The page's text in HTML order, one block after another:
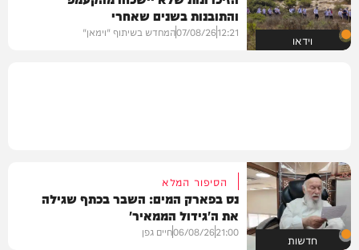
וידאו
והתובנות בשנים שאחרי
12:21
07/08/26המחדש בשיתוף "וימאן"
חדשות
הסיפור המלא
נס בפארק המים: השבר בכתף שגילה
את ה'גידול הממאיר'
21:00
06/08/26חיים גפן